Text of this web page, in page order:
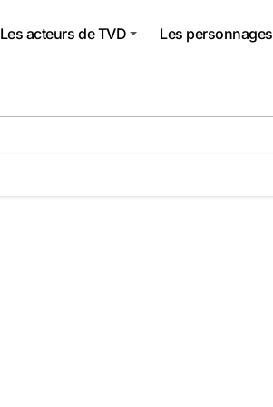
Les acteurs de TVD Les personnages